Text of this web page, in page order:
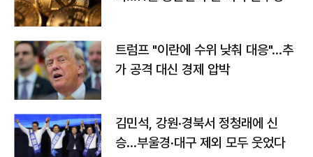
트럼프 "이란에 수위 낮춰 대응"…추
가 공격 대신 경제 압박
김민석, 강원·경북서 정청래에 신
승…부울경·대구 제외 모두 웃었다